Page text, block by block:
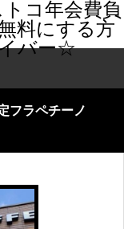
コ年会費負
料にする方
バー☆
フラペチーノ